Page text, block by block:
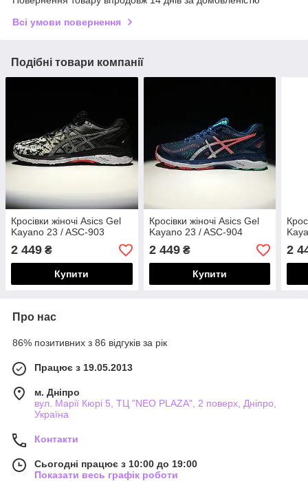
Всі умови повернення
Подібні товари компанії
Кросівки жіночі Asics Gel
Kayano 23 / ASC-903
2 449 ₴
Купити
Кросівки жіночі Asics Gel
Kayano 23 / ASC-904
2 449₴
Купити
2
Про нас
86% позитивних з 86 відгуків за рік
Працює з 19.05.2013
м. Дніпро
вул. Марії Кюрі 5, ТЦ "NEO PLAZA", 2 поверх, Дніпро,
Україна
Контакти
Сьогодні працює з 10:00 до 19:00
Показати весь графік роботи